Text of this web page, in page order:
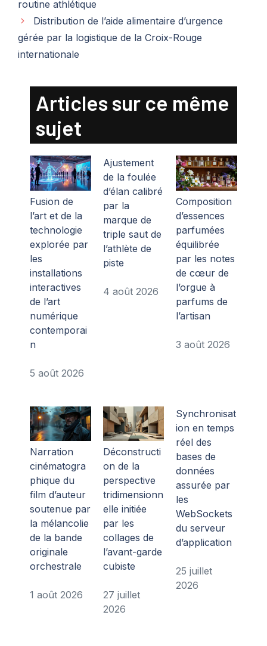
routine athlétique
Distribution de l’aide alimentaire d’urgence
gérée par la logistique de la Croix-Rouge
internationale
Articles sur ce même
sujet
Fusion de
l’art et de la
technologie
explorée par
les
installations
interactives
de l’art
numérique
contemporai
n
5 août 2026
Ajustement
de la foulée
d’élan calibré
par la
marque de
triple saut de
l’athlète de
piste
4 août 2026
Composition
d’essences
parfumées
équilibrée
par les notes
de cœur de
l’orgue à
parfums de
l’artisan
3 août 2026
Narration
cinématogra
phique du
film d’auteur
soutenue par
la mélancolie
de la bande
originale
orchestrale
1 août 2026
Déconstructi
on de la
perspective
tridimensionn
elle initiée
par les
collages de
l’avant-garde
cubiste
27 juillet
2026
Synchronisat
ion en temps
réel des
bases de
données
assurée par
les
WebSockets
du serveur
d’application
25 juillet
2026